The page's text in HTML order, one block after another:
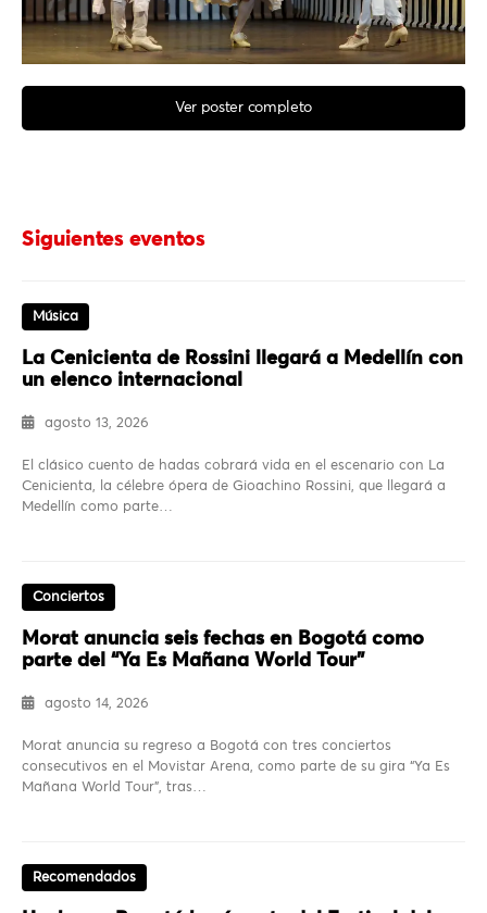
Ver poster completo
Siguientes eventos
Música
La Cenicienta de Rossini llegará a Medellín con
un elenco internacional
agosto 13, 2026
El clásico cuento de hadas cobrará vida en el escenario con La
Cenicienta, la célebre ópera de Gioachino Rossini, que llegará a
Medellín como parte…
Conciertos
Morat anuncia seis fechas en Bogotá como
parte del “Ya Es Mañana World Tour”
agosto 14, 2026
Morat anuncia su regreso a Bogotá con tres conciertos
consecutivos en el Movistar Arena, como parte de su gira “Ya Es
Mañana World Tour”, tras…
Recomendados